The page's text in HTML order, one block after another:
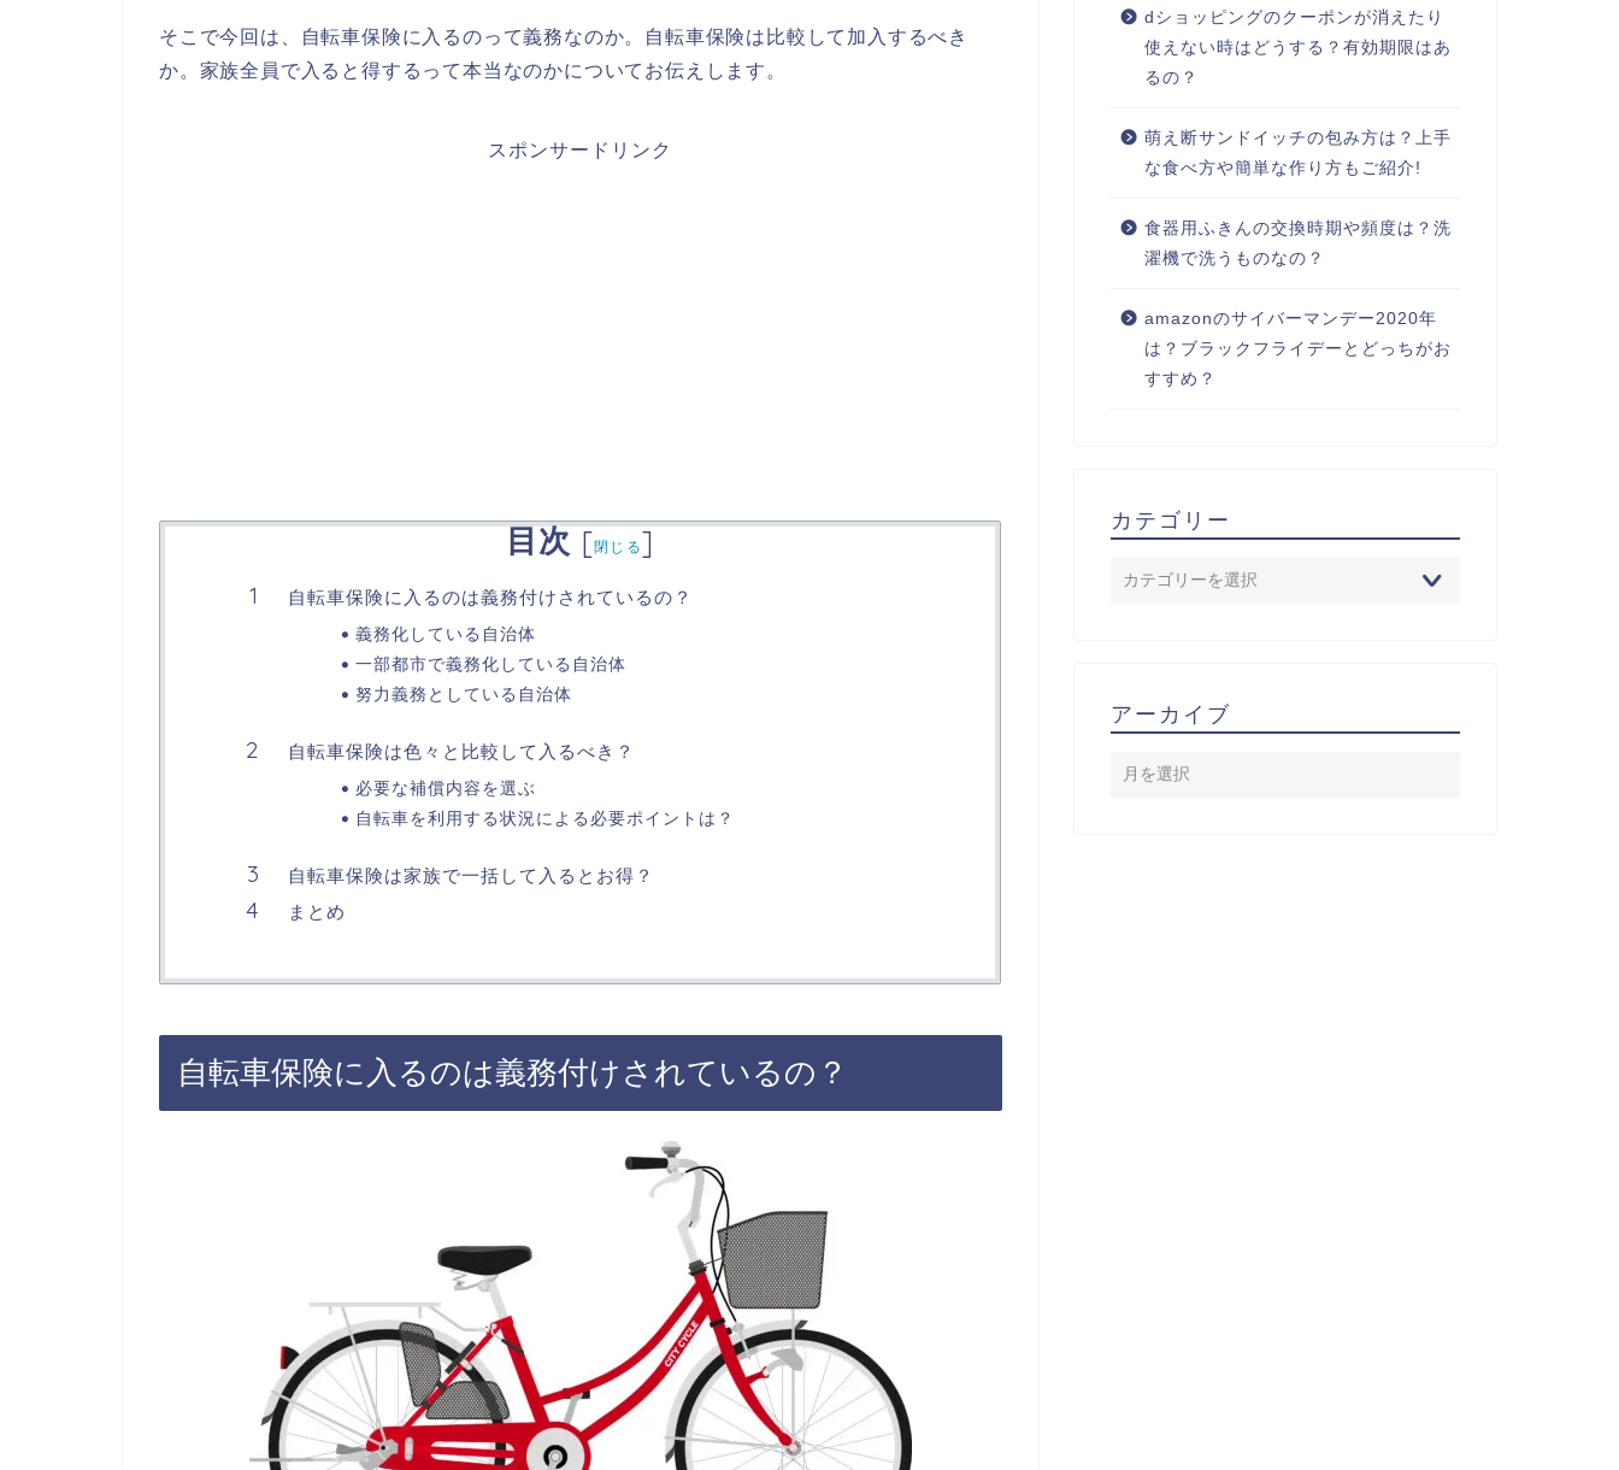
そこで今回は、自転車保険に入るのって義務なのか。自転車保険は比較して加入するべき
か。家族全員で入ると得するって本当なのかについてお伝えします。
スポンサードリンク
目次 [閉じる]
自転車保険に入るのは義務付けされているの？
義務化している自治体
一部都市で義務化している自治体
努力義務としている自治体
自転車保険は色々と比較して入るべき？
必要な補償内容を選ぶ
自転車を利用する状況による必要ポイントは？
自転車保険は家族で一括して入るとお得？
まとめ
自転車保険に入るのは義務付けされているの？
dショッピングのクーポンが消えたり
使えない時はどうする？有効期限はあ
るの？
萌え断サンドイッチの包み方は？上手
な食べ方や簡単な作り方もご紹介!
食器用ふきんの交換時期や頻度は？洗
濯機で洗うものなの？
amazonのサイバーマンデー2020年
は？ブラックフライデーとどっちがお
すすめ？
カテゴリー
アーカイブ